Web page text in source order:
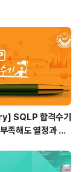
SQLP 합격수기
부족해도 열정과 패